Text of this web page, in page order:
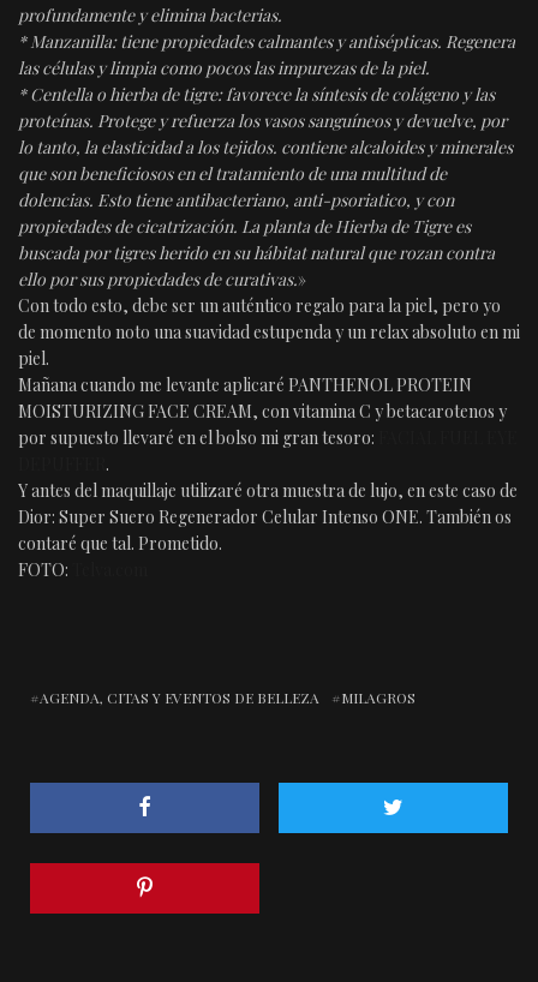
profundamente y elimina bacterias.
* Manzanilla: tiene propiedades calmantes y antisépticas. Regenera
las células y limpia como pocos las impurezas de la piel.
* Centella o hierba de tigre: favorece la síntesis de colágeno y las
proteínas. Protege y refuerza los vasos sanguíneos y devuelve, por
lo tanto, la elasticidad a los tejidos. contiene alcaloides y minerales
que son beneficiosos en el tratamiento de una multitud de
dolencias. Esto tiene antibacteriano, anti-psoriatico, y con
propiedades de cicatrización. La planta de Hierba de Tigre es
buscada por tigres herido en su hábitat natural que rozan contra
ello por sus propiedades de curativas.»
Con todo esto, debe ser un auténtico regalo para la piel, pero yo
de momento noto una suavidad estupenda y un relax absoluto en mi
piel.
Mañana cuando me levante aplicaré PANTHENOL PROTEIN
MOISTURIZING FACE CREAM, con vitamina C y betacarotenos y
por supuesto llevaré en el bolso mi gran tesoro:
.
Y antes del maquillaje utilizaré otra muestra de lujo, en este caso de
Dior: Super Suero Regenerador Celular Intenso ONE. También os
contaré que tal. Prometido.
FOTO:
AGENDA, CITAS Y EVENTOS DE BELLEZA MILAGROS